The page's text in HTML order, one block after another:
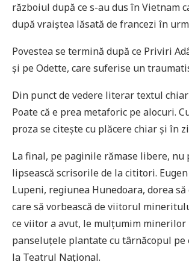
războiul după ce s-au dus în Vietnam
după vraiștea lăsată de francezi în
Povestea se termină după ce Priviri
și pe Odette, care suferise un
Din punct de vedere literar textul
Poate că e prea metaforic pe alocuri.
proza se citește cu plăcere chiar și în
La final, pe paginile rămase libere, nu
lipsească scrisorile de la cititori.
Lupeni, regiunea Hunedoara, dorea să
care să vorbească de viitorul
ce viitor a avut, le mulțumim
panseluțele plantate cu târnăcopul pe
la Teatrul Național.